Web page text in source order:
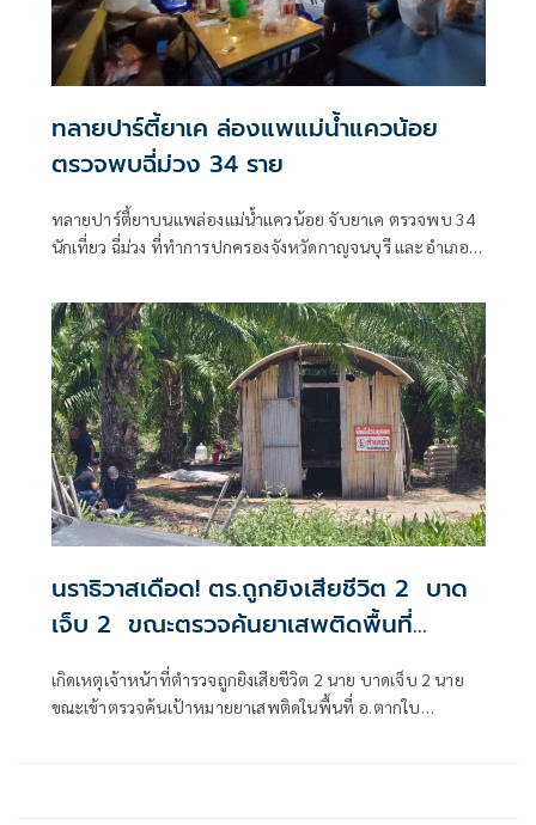
ทลายปาร์ตี้ยาเค ล่องแพแม่น้ำแควน้อย
ตรวจพบฉี่ม่วง 34 ราย
ทลายปาร์ตี้ยาบนแพล่องแม่น้ำแควน้อย จับยาเค ตรวจพบ 34
นักเที่ยว ฉี่ม่วง ที่ทำการปกครองจังหวัดกาญจนบุรี และอําเภอ
ยาเสพติด
นราธิวาสเดือด! ตร.ถูกยิงเสียชีวิต 2 บาด
เจ็บ 2 ขณะตรวจค้นยาเสพติดพื้นที่
เกิดเหตุเจ้าหน้าที่ตำรวจถูกยิงเสียชีวิต 2 นาย บาดเจ็บ 2 นาย
ขณะเข้าตรวจค้นเป้าหมายยาเสพติดในพื้นที่ อ.ตากใบ